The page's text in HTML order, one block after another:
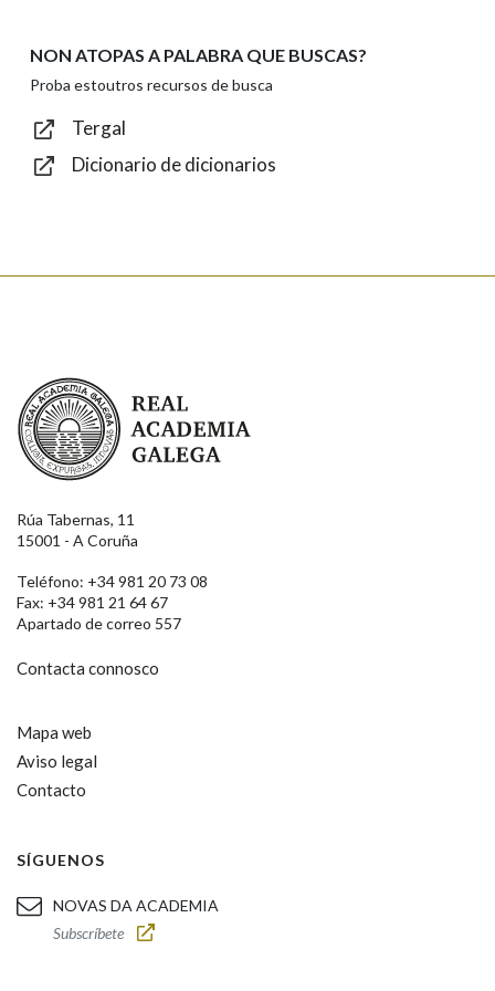
Texto de verificación
NON ATOPAS A PALABRA QUE BUSCAS?
Proba estoutros recursos de busca
Tergal
Dicionario de dicionarios
Real Academia Galega
Rúa Tabernas, 11
15001 - A Coruña
Teléfono: +34 981 20 73 08
Fax: +34 981 21 64 67
Apartado de correo 557
Contacta connosco
Mapa web
Aviso legal
Contacto
SÍGUENOS
NOVAS DA ACADEMIA
Subscríbete